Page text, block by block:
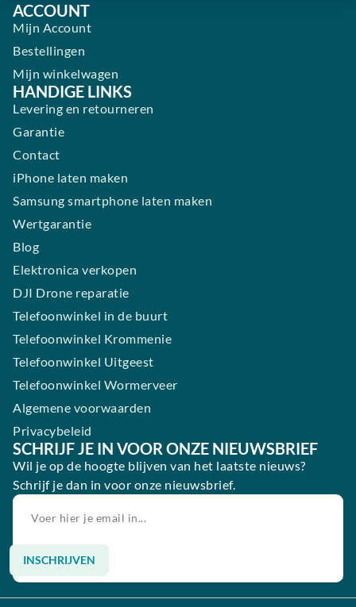
ACCOUNT
Mijn Account
Bestellingen
Mijn winkelwagen
HANDIGE LINKS
Levering en retourneren
Garantie
Contact
iPhone laten maken
Samsung smartphone laten maken
Wertgarantie
Blog
Elektronica verkopen
DJI Drone reparatie
Telefoonwinkel in de buurt
Telefoonwinkel Krommenie
Telefoonwinkel Uitgeest
Telefoonwinkel Wormerveer
Algemene voorwaarden
Privacybeleid
SCHRIJF JE IN VOOR ONZE NIEUWSBRIEF
Wil je op de hoogte blijven van het laatste nieuws?
Schrijf je dan in voor onze nieuwsbrief.
INSCHRIJVEN
Alternative: